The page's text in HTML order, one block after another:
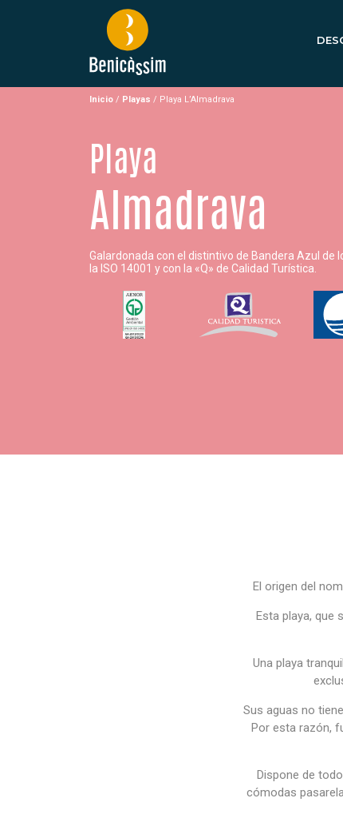
Inicio / Playas / Playa L’Almadrava
Playa
Almadrava
Galardonada con el distintivo de Bandera Azul de
la ISO 14001 y con la «Q» de Calidad Turística.
El origen del
Esta playa, que
Una playa
Sus aguas no
Por esta razón,
Dispone de
cómodas